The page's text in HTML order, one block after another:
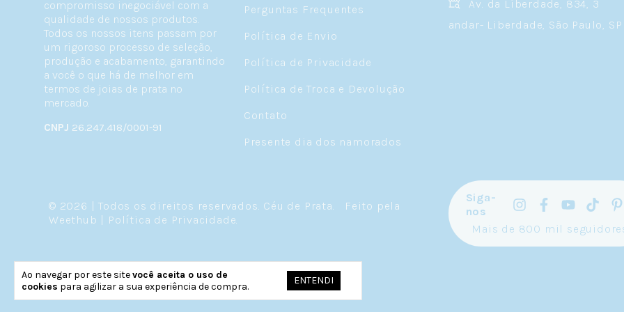
Ao navegar por este sitevocê aceita o uso de
cookies para agilizar a sua experiência de compra.
ENTENDI
compromisso inegociável com a
qualidade de nossos produtos.
Todos os nossos itens passam por
um rigoroso processo de seleção,
produção e acabamento, garantindo
a você o que há de melhor em
termos de joias de prata no
mercado.
CNPJ 26.247.418/0001-91
Perguntas Frequentes
Política de Envio
Política de Privacidade
Política de Troca e Devolução
Contato
Presente dia dos namorados
Av. da Liberdade, 834, 3
andar- Liberdade, São Paulo, SP
© 2026 | Todos os direitos reservados. Céu de Prata.
Feito pela
Weethub
Política de Privacidade.
Siga-
nos
Mais de 800 mil